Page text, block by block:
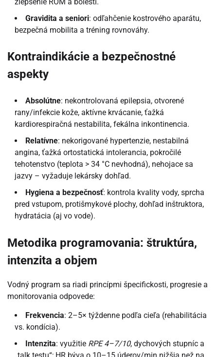
Gravidita a seniori: odľahčenie kostrového aparátu,
bezpečná mobilita a tréning rovnováhy.
Kontraindikácie a bezpečnostné
aspekty
Absolútne: nekontrolovaná epilepsia, otvorené
rany/infekcie kože, aktívne krvácanie, ťažká
kardiorespiračná nestabilita, fekálna inkontinencia.
Relatívne: nekorigované hypertenzie, nestabilná
angina, ťažká ortostatická intolerancia, pokročilé
tehotenstvo (teplota > 34 °C nevhodná), nehojace sa
jazvy – vyžaduje lekársky dohľad.
Hygiena a bezpečnosť: kontrola kvality vody, sprcha
pred vstupom, protišmykové plochy, dohľad inštruktora,
hydratácia (aj vo vode).
Metodika programovania: štruktúra,
intenzita a objem
Vodný program sa riadi princípmi špecifickosti, progresie a
monitorovania odpovede:
Frekvencia: 2–5× týždenne podľa cieľa (rehabilitácia
vs. kondícia).
Intenzita: využitie RPE 4–7/10, dychových stupníc a